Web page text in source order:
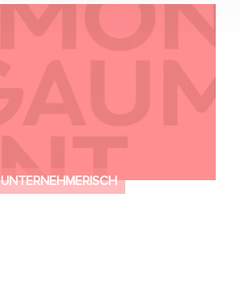
UNTERNEHMERISCH